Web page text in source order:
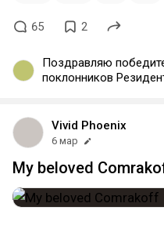
65 2
Поздравляю
поклонников
оставляли в посту -
воспоминаний у
- "а у меня также
Vivid Phoenix
6 мар
My beloved